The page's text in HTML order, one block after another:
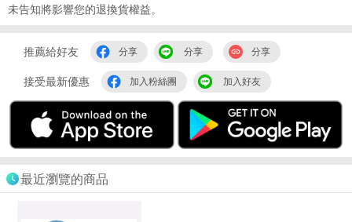
未告知將影響您的退換貨權益。
推薦給好友 分享 分享 分享
接受最新優惠 加入粉絲團 加入好友
最近瀏覽的商品